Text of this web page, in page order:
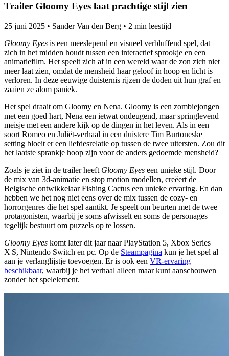
Trailer Gloomy Eyes laat prachtige stijl zien
25 juni 2025 • Sander Van den Berg • 2 min leestijd
Gloomy Eyes is een meeslepend en visueel verbluffend spel, dat
zich in het midden houdt tussen een interactief sprookje en een
animatiefilm. Het speelt zich af in een wereld waar de zon zich niet
meer laat zien, omdat de mensheid haar geloof in hoop en licht is
verloren. In deze eeuwige duisternis rijzen de doden uit hun graf en
zaaien ze alom paniek.
Het spel draait om Gloomy en Nena. Gloomy is een zombiejongen
met een goed hart, Nena een ietwat ondeugend, maar springlevend
meisje met een andere kijk op de dingen in het leven. Als in een
soort Romeo en Juliët-verhaal in een duistere Tim Burtoneske
setting bloeit er een liefdesrelatie op tussen de twee uitersten. Zou dit
het laatste sprankje hoop zijn voor de anders gedoemde mensheid?
Zoals je ziet in de trailer heeft Gloomy Eyes een unieke stijl. Door
de mix van 3d-animatie en stop motion modellen, creëert de
Belgische ontwikkelaar Fishing Cactus een unieke ervaring. En dan
hebben we het nog niet eens over de mix tussen de cozy- en
horrorgenres die het spel aantikt. Je speelt om beurten met de twee
protagonisten, waarbij je soms afwisselt en soms de personages
tegelijk bestuurt om puzzels op te lossen.
Gloomy Eyes komt later dit jaar naar PlayStation 5, Xbox Series
X|S, Nintendo Switch en pc. Op de Steampagina kun je het spel al
aan je verlanglijstje toevoegen. Er is ook een VR-ervaring
beschikbaar, waarbij je het verhaal alleen maar kunt aanschouwen
zonder het spelelement.